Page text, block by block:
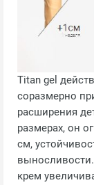
Titan gel
соразмерно
расширения
размерах, он
см,
выносливости.
крем